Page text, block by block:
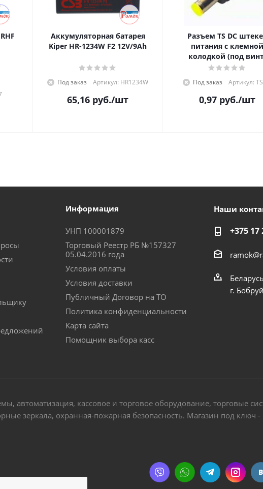
Аккумуляторная батарея
Kiper HR-1234W F2 12V/9Ah
Под заказ Артикул: HR1234W
65,16 руб./шт
Разъем TS DC
питания с клемной
колодкой (под
Под заказ Артикул:
0,97 руб./шт
Информация
УНП 100001879
Торговый Реестр РБ №157327
05.04.2016 года
Условия оплаты
Условия доставки
Публичный Договор на ТО
Политика конфиденциальности
Карта сайта
Помощник выбора касс
Наши
+375 17
г.
автоматизация, кассовое и торговое оборудование, торговые
зеркала, охранная-пожарная безопасность. Магазин под ключ -